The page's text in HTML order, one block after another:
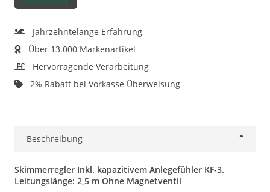
Jahrzehntelange Erfahrung
Über 13.000 Markenartikel
Hervorragende Verarbeitung
2% Rabatt bei Vorkasse Überweisung
Beschreibung
Skimmerregler Inkl. kapazitivem Anlegefühler KF-3.
Leitungslänge: 2,5 m Ohne Magnetventil